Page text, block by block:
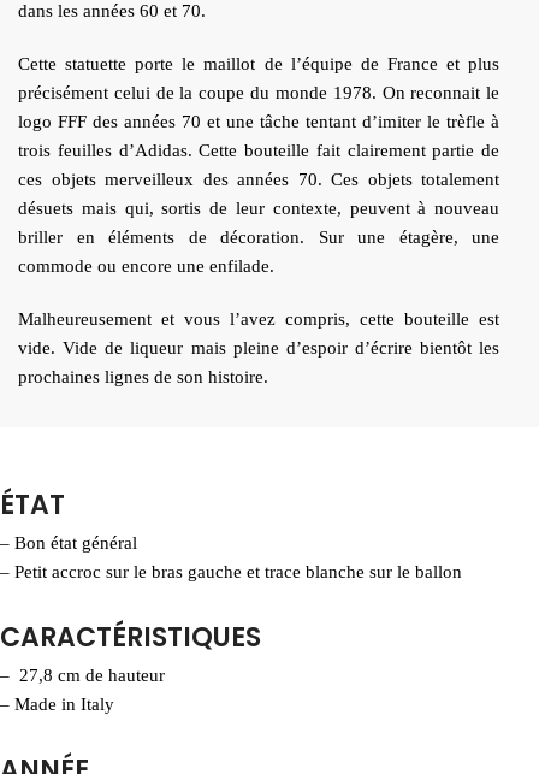
dans les années 60 et 70.
Cette statuette porte le maillot de l’équipe de France et plus
précisément celui de la coupe du monde 1978. On reconnait le
logo FFF des années 70 et une tâche tentant d’imiter le trèfle à
trois feuilles d’Adidas. Cette bouteille fait clairement partie de
ces objets merveilleux des années 70. Ces objets totalement
désuets mais qui, sortis de leur contexte, peuvent à nouveau
briller en éléments de décoration. Sur une étagère, une
commode ou encore une enfilade.
Malheureusement et vous l’avez compris, cette bouteille est
vide. Vide de liqueur mais pleine d’espoir d’écrire bientôt les
prochaines lignes de son histoire.
ÉTAT
– Bon état général
– Petit accroc sur le bras gauche et trace blanche sur le ballon
CARACTÉRISTIQUES
– 27,8 cm de hauteur
– Made in Italy